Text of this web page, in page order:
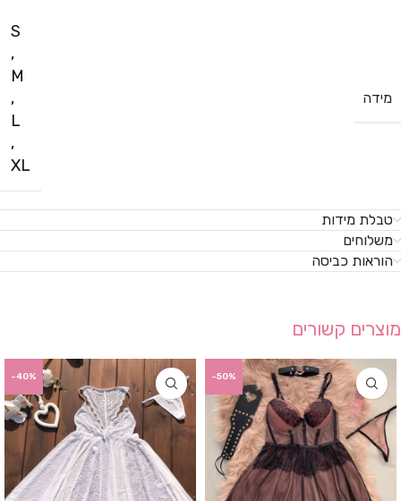
מידה
S
,
M
,
L
,
XL
טבלת מידות
משלוחים
הוראות כביסה
מוצרים קשורים
-50%
-40%